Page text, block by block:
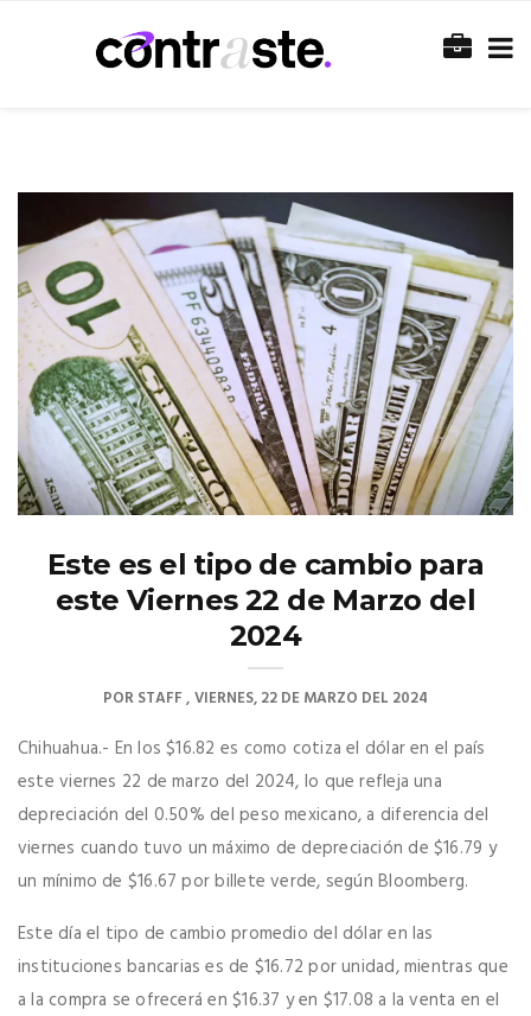
Este es el tipo de cambio para
este Viernes 22 de Marzo del
2024
PORSTAFF VIERNES, 22 DE MARZO DEL 2024
Chihuahua.- En los $16.82 es como cotiza el dólar en el país
este viernes 22 de marzo del 2024, lo que refleja una
depreciación del 0.50% del peso mexicano, a diferencia del
viernes cuando tuvo un máximo de depreciación de $16.79 y
un mínimo de $16.67 por billete verde, según Bloomberg.
Este día el tipo de cambio promedio del dólar en las
instituciones bancarias es de $16.72 por unidad, mientras que
a la compra se ofrecerá en $16.37 y en $17.08 a la venta en el